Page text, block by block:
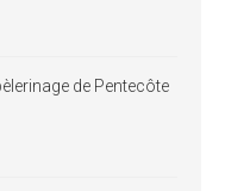
de Pentecôte